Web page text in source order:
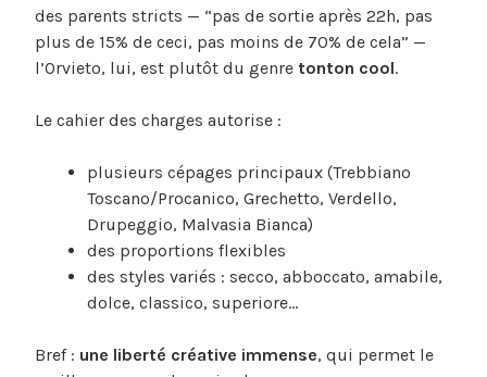
des parents stricts — “pas de sortie après 22h, pas
plus de 15% de ceci, pas moins de 70% de cela” —
l’Orvieto, lui, est plutôt du genre tonton cool.
Le cahier des charges autorise :
plusieurs cépages principaux (Trebbiano
Toscano/Procanico, Grechetto, Verdello,
Drupeggio, Malvasia Bianca)
des proportions flexibles
des styles variés : secco, abboccato, amabile,
dolce, classico, superiore…
Bref : une liberté créative immense, qui permet le